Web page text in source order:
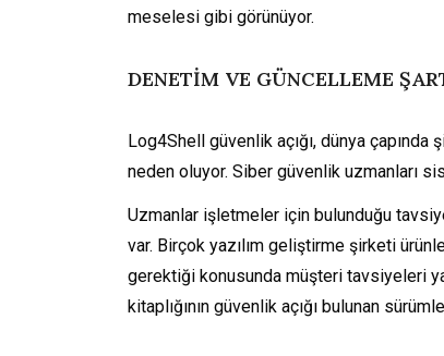
meselesi gibi görünüyor.
DENETİM VE GÜNCELLEME
Log4Shell güvenlik açığı, dünya
neden oluyor. Siber güvenlik uzmanları
Uzmanlar işletmeler için bulunduğu
var. Birçok yazılım geliştirme şirketi
gerektiği konusunda müşteri tavsiyeleri
kitaplığının güvenlik açığı bulunan